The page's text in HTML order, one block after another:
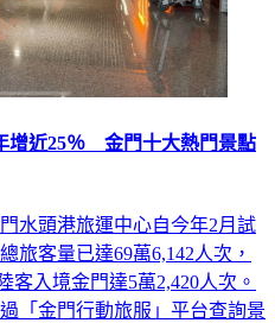
增近25％ 金門十大熱門景點
水頭港旅運中心自今年2月試
旅客量已達69萬6,142人次，
客入境金門達5萬2,420人次。
「金門行動旅服」平台查詢景